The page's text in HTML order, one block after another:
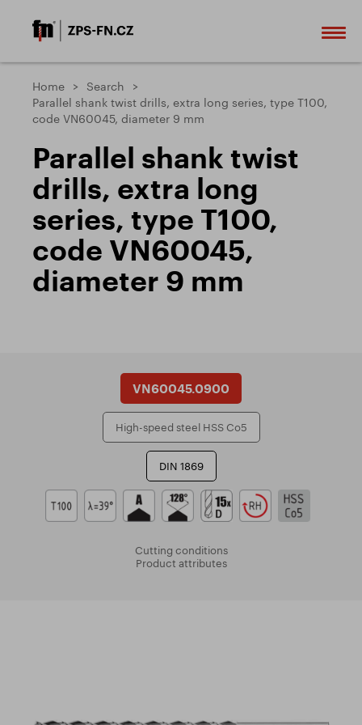
Home
Search
Parallel shank twist drills, extra long series, type T100,
code VN60045, diameter 9 mm
Parallel shank twist
drills, extra long
series, type T100,
code VN60045,
diameter 9 mm
VN60045.0900
High-speed steel HSS Co5
DIN 1869
Cutting conditions
Product attributes